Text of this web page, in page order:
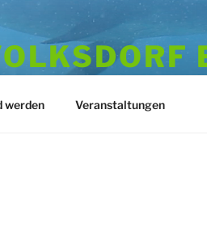
werden Veranstaltungen